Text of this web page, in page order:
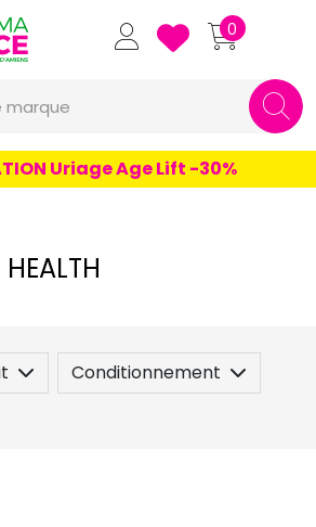
Pharmaforce Grande Pharmacie
0
marque
Uriage Age Lift -30%
Conditionnement